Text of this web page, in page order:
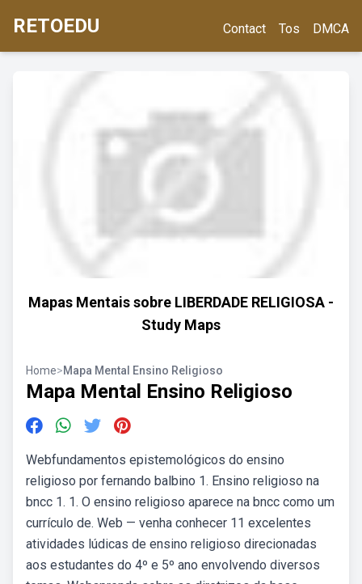
RETOEDU Contact Tos DMCA
Mapas Mentais sobre LIBERDADE RELIGIOSA -
Study Maps
Home>Mapa Mental Ensino Religioso
Mapa Mental Ensino Religioso
Webfundamentos epistemológicos do ensino
religioso por fernando balbino 1. Ensino religioso na
bncc 1. 1. O ensino religioso aparece na bncc como um
currículo de. Web — venha conhecer 11 excelentes
atividades lúdicas de ensino religioso direcionadas
aos estudantes do 4º e 5º ano envolvendo diversos